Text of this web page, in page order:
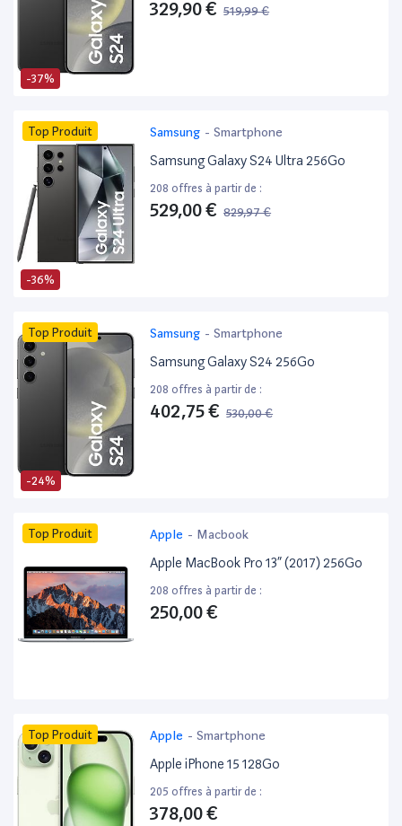
-37%
329,90 € 519,99 €
-36%
Top Produit Samsung - Smartphone
Samsung Galaxy S24 Ultra 256Go
208 offres à partir de :
529,00 € 829,97 €
-24%
Top Produit Samsung - Smartphone
Samsung Galaxy S24 256Go
208 offres à partir de :
402,75 € 530,00 €
Top Produit Apple - Macbook
Apple MacBook Pro 13” (2017) 256Go
208 offres à partir de :
250,00 €
Top Produit Apple - Smartphone
Apple iPhone 15 128Go
205 offres à partir de :
378,00 €